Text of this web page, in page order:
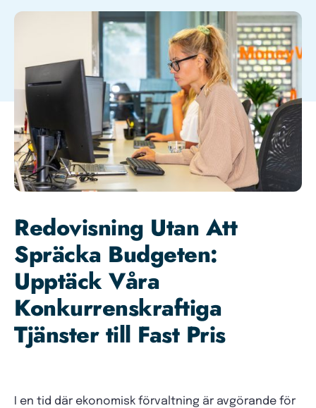
Redovisning Utan Att
Spräcka Budgeten:
Upptäck Våra
Konkurrenskraftiga
Tjänster till Fast Pris
I en tid där ekonomisk förvaltning är avgörande för